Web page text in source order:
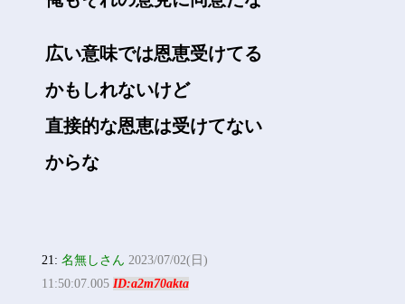
広い意味では恩恵受けてる
かもしれないけど
直接的な恩恵は受けてない
からな
21:名無しさん 2023/07/02(日)
11:50:07.005ID:a2m70akta